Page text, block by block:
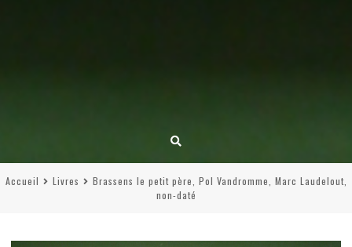
Accueil Livres
Brassens le petit père, Pol Vandromme, Marc Laudelout,
non-daté